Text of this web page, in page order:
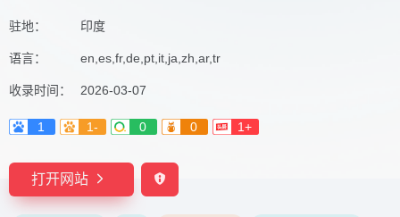
驻地： 印度
语言： en,es,fr,de,pt,it,ja,zh,ar,tr
收录时间： 2026-03-07
1 1- 0 0 1+
打开网站